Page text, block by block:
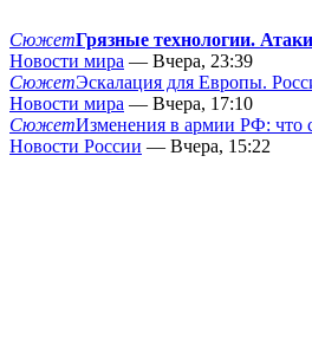
СюжетГрязные технологии.
Новости мира — Вчера, 23:39
СюжетЭскалация для Европы.
Новости мира — Вчера, 17:10
СюжетИзменения в армии РФ: что
Новости России — Вчера, 15:22